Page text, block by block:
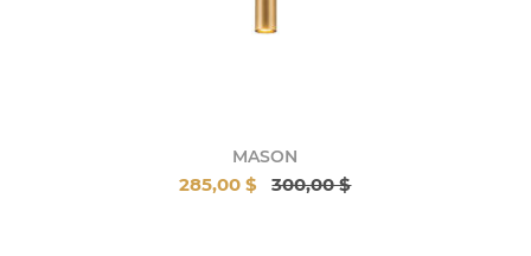
MASON
285,00 $ 300,00 $